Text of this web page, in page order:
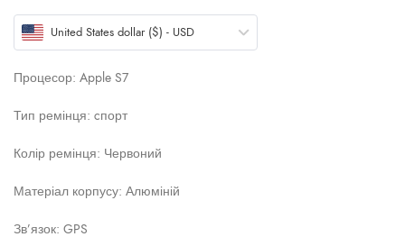
United States dollar ($) - USD
Процесор: Apple S7
Тип ремінця: cпорт
Колір ремінця: Червоний
Матеріал корпусу: Алюміній
Зв’язок: GPS